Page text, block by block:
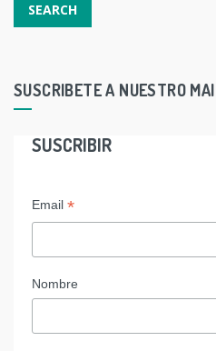
SUSCRIBETE A NUESTRO
SUSCRIBIR
Email *
Nombre